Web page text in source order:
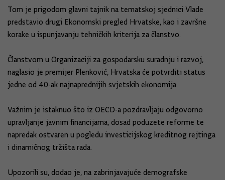
Tom je prigodom glavni tajnik na tematskoj sjednici Vlade
predstavio drugi Ekonomski pregled Hrvatske, kao i završne
korake u ispunjavanju tehničkih kriterija za članstvo.
Članstvom u Organizaciji za gospodarsku suradnju i razvoj,
naglasio je premijer Plenković, Hrvatska će potvrditi status
jedne od 40-ak najnaprednijih svjetskih ekonomija.
Važnim je istaknuo što iz OECD-a pozdravljaju odgovorno
upravljanje javnim financijama, dosad poduzete reforme te
napredak ostvaren u pogledu investicijskog kreditnog rejtinga
i dinamičnog tržišta rada.
Upozorili su, dodao je, na zabrinjavajuće demografske